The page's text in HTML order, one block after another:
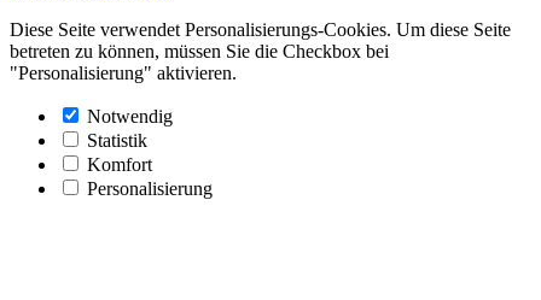
Diese Seite verwendet Personalisierungs-Cookies. Um diese Seite
betreten zu können, müssen Sie die Checkbox bei
"Personalisierung" aktivieren.
Notwendig
Statistik
Komfort
Personalisierung